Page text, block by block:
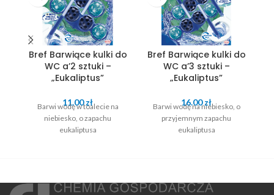
Bref Barwiące kulki do
WC a’2 sztuki –
„Eukaliptus”
11.00zł
Barwi wodę w toalecie na
niebiesko, o zapachu
eukaliptusa
Bref Barwiące kulki do
WC a’3 sztuki –
„Eukaliptus”
16.00zł
Barwi wodę na niebiesko, o
przyjemnym zapachu
eukaliptusa